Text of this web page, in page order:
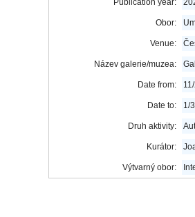
Publication year:
Obor:
Venue:
Název galerie/muzea:
Date from:
Date to: 1/
Druh aktivity:
Kurátor:
Výtvarný obor: